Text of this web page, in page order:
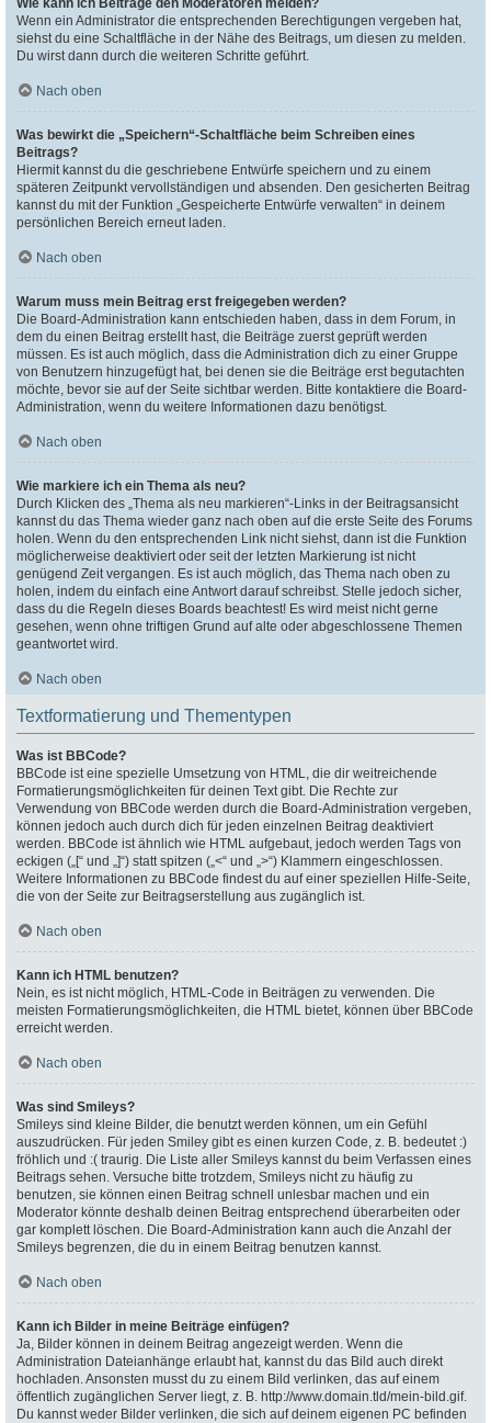
Wie kann ich Beiträge den Moderatoren melden?
Wenn ein Administrator die entsprechenden Berechtigungen vergeben hat,
siehst du eine Schaltfläche in der Nähe des Beitrags, um diesen zu melden.
Du wirst dann durch die weiteren Schritte geführt.
Nach oben
Was bewirkt die „Speichern“-Schaltfläche beim Schreiben eines
Beitrags?
Hiermit kannst du die geschriebene Entwürfe speichern und zu einem
späteren Zeitpunkt vervollständigen und absenden. Den gesicherten Beitrag
kannst du mit der Funktion „Gespeicherte Entwürfe verwalten“ in deinem
persönlichen Bereich erneut laden.
Nach oben
Warum muss mein Beitrag erst freigegeben werden?
Die Board-Administration kann entschieden haben, dass in dem Forum, in
dem du einen Beitrag erstellt hast, die Beiträge zuerst geprüft werden
müssen. Es ist auch möglich, dass die Administration dich zu einer Gruppe
von Benutzern hinzugefügt hat, bei denen sie die Beiträge erst begutachten
möchte, bevor sie auf der Seite sichtbar werden. Bitte kontaktiere die Board-
Administration, wenn du weitere Informationen dazu benötigst.
Nach oben
Wie markiere ich ein Thema als neu?
Durch Klicken des „Thema als neu markieren“-Links in der Beitragsansicht
kannst du das Thema wieder ganz nach oben auf die erste Seite des Forums
holen. Wenn du den entsprechenden Link nicht siehst, dann ist die Funktion
möglicherweise deaktiviert oder seit der letzten Markierung ist nicht
genügend Zeit vergangen. Es ist auch möglich, das Thema nach oben zu
holen, indem du einfach eine Antwort darauf schreibst. Stelle jedoch sicher,
dass du die Regeln dieses Boards beachtest! Es wird meist nicht gerne
gesehen, wenn ohne triftigen Grund auf alte oder abgeschlossene Themen
geantwortet wird.
Nach oben
Textformatierung und Thementypen
Was ist BBCode?
BBCode ist eine spezielle Umsetzung von HTML, die dir weitreichende
Formatierungsmöglichkeiten für deinen Text gibt. Die Rechte zur
Verwendung von BBCode werden durch die Board-Administration vergeben,
können jedoch auch durch dich für jeden einzelnen Beitrag deaktiviert
werden. BBCode ist ähnlich wie HTML aufgebaut, jedoch werden Tags von
eckigen („[“ und „]“) statt spitzen („<“ und „>“) Klammern eingeschlossen.
Weitere Informationen zu BBCode findest du auf einer speziellen Hilfe-Seite,
die von der Seite zur Beitragserstellung aus zugänglich ist.
Nach oben
Kann ich HTML benutzen?
Nein, es ist nicht möglich, HTML-Code in Beiträgen zu verwenden. Die
meisten Formatierungsmöglichkeiten, die HTML bietet, können über BBCode
erreicht werden.
Nach oben
Was sind Smileys?
Smileys sind kleine Bilder, die benutzt werden können, um ein Gefühl
auszudrücken. Für jeden Smiley gibt es einen kurzen Code, z. B. bedeutet :)
fröhlich und :( traurig. Die Liste aller Smileys kannst du beim Verfassen eines
Beitrags sehen. Versuche bitte trotzdem, Smileys nicht zu häufig zu
benutzen, sie können einen Beitrag schnell unlesbar machen und ein
Moderator könnte deshalb deinen Beitrag entsprechend überarbeiten oder
gar komplett löschen. Die Board-Administration kann auch die Anzahl der
Smileys begrenzen, die du in einem Beitrag benutzen kannst.
Nach oben
Kann ich Bilder in meine Beiträge einfügen?
Ja, Bilder können in deinem Beitrag angezeigt werden. Wenn die
Administration Dateianhänge erlaubt hat, kannst du das Bild auch direkt
hochladen. Ansonsten musst du zu einem Bild verlinken, das auf einem
öffentlich zugänglichen Server liegt, z. B. http://www.domain.tld/mein-bild.gif.
Du kannst weder Bilder verlinken, die sich auf deinem eigenen PC befinden